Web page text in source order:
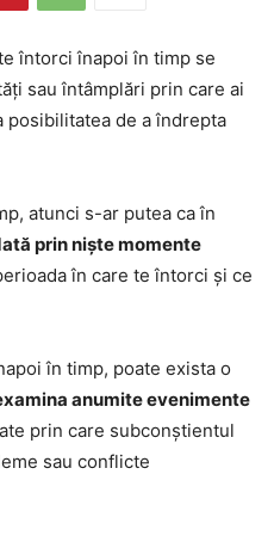
întorci înapoi în timp se
sau întâmplări prin care ai
posibilitatea de a îndrepta
atunci s-ar putea ca în
prin niște momente
în care te întorci și ce
în timp, poate exista o
anumite evenimente
prin care subconștientul
sau conflicte